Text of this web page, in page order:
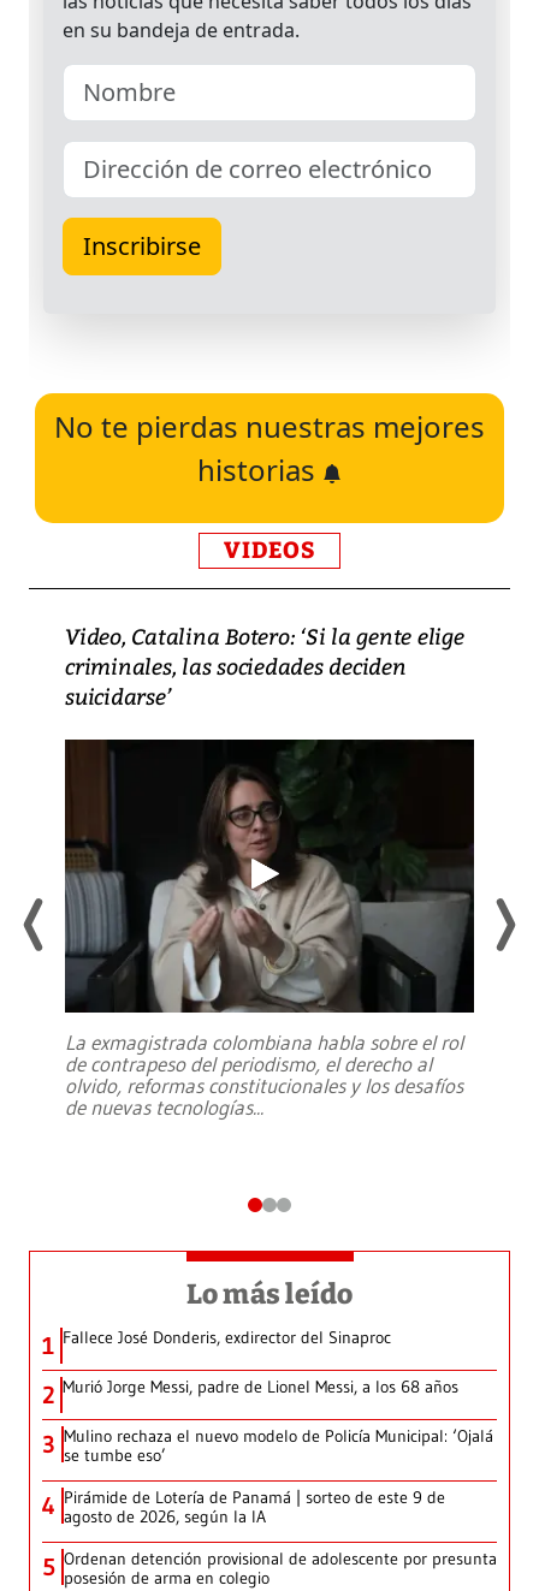
No te pierdas nuestras mejores
historias
VIDEOS
Video, Catalina Botero: ‘Si la gente elige
criminales, las sociedades deciden
suicidarse’
La exmagistrada colombiana habla sobre el rol
de contrapeso del periodismo, el derecho al
olvido, reformas constitucionales y los desafíos
de nuevas tecnologías...
Lo más leído
1 Fallece José Donderis, exdirector del Sinaproc
2 Murió Jorge Messi, padre de Lionel Messi, a los 68 años
3 Mulino rechaza el nuevo modelo de Policía Municipal: ‘Ojalá
se tumbe eso’
4 Pirámide de Lotería de Panamá | sorteo de este 9 de
agosto de 2026, según la IA
5 Ordenan detención provisional de adolescente por presunta
posesión de arma en colegio